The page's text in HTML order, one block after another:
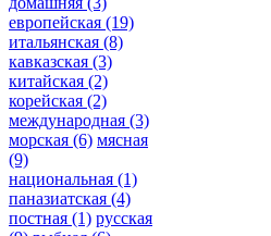
европейская (19)
итальянская (8)
кавказская (3)
китайская (2)
корейская (2)
международная (3)
морская (6) мясная
(9)
национальная (1)
паназиатская (4)
постная (1) русская